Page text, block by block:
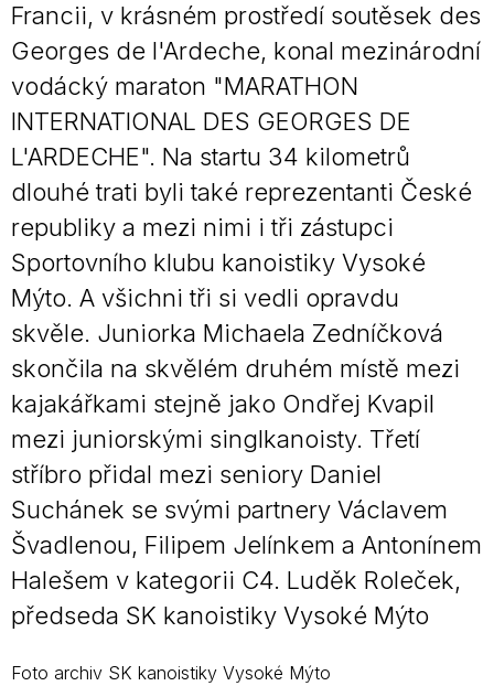
Francii, v krásném prostředí soutěsek des
Georges de l'Ardeche, konal mezinárodní
vodácký maraton "MARATHON
INTERNATIONAL DES GEORGES DE
L'ARDECHE". Na startu 34 kilometrů
dlouhé trati byli také reprezentanti České
republiky a mezi nimi i tři zástupci
Sportovního klubu kanoistiky Vysoké
Mýto. A všichni tři si vedli opravdu
skvěle. Juniorka Michaela Zedníčková
skončila na skvělém druhém místě mezi
kajakářkami stejně jako Ondřej Kvapil
mezi juniorskými singlkanoisty. Třetí
stříbro přidal mezi seniory Daniel
Suchánek se svými partnery Václavem
Švadlenou, Filipem Jelínkem a Antonínem
Halešem v kategorii C4. Luděk Roleček,
předseda SK kanoistiky Vysoké Mýto
Foto archiv SK kanoistiky Vysoké Mýto